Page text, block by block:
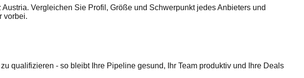
Vergleichen Sie Profil, Größe und Schwerpunkt jedes Anbieters und
vorbei.
qualifizieren - so bleibt Ihre Pipeline gesund, Ihr Team produktiv und Ihre Deals